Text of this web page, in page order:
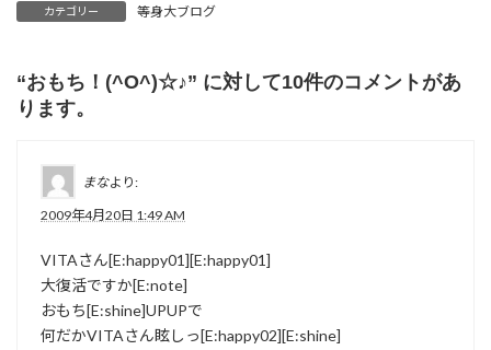
カテゴリー 等身大ブログ
“おもち！(^O^)☆♪” に対して10件のコメントがあ
ります。
まなより:
2009年4月20日 1:49 AM
VITAさん[E:happy01][E:happy01]
大復活ですか[E:note]
おもち[E:shine]UPUPで
何だかVITAさん眩しっ[E:happy02][E:shine]